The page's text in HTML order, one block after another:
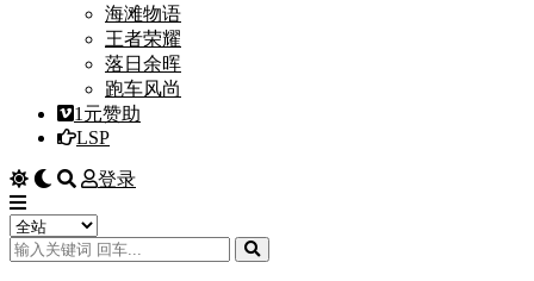
海滩物语
王者荣耀
落日余晖
跑车风尚
1元赞助
LSP
登录